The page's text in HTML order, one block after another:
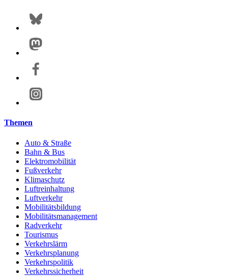
Themen
Auto & Straße
Bahn & Bus
Elektromobilität
Fußverkehr
Klimaschutz
Luftreinhaltung
Luftverkehr
Mobilitätsbildung
Mobilitätsmanagement
Radverkehr
Tourismus
Verkehrslärm
Verkehrsplanung
Verkehrspolitik
Verkehrssicherheit